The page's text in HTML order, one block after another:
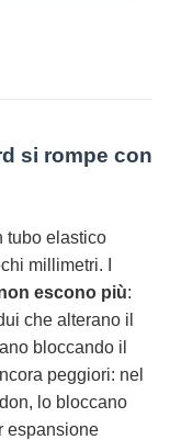
si rompe con
tubo elastico
millimetri. I
escono più:
che alterano il
bloccando il
peggiori: nel
lo bloccano
espansione